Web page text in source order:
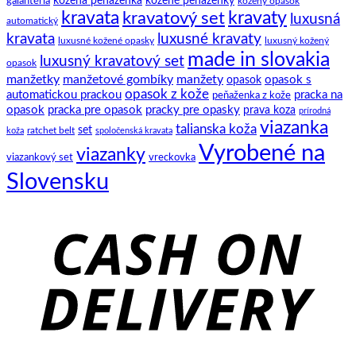
automatický kravata kravatový set kravaty luxusná
kravata luxusné kožené opasky luxusné kravaty luxusný kožený
opasok luxusný kravatový set made in slovakia
manžetky manžetové gombíky manžety opasok opasok s
automatickou prackou opasok z kože peňaženka z kože pracka na
opasok pracka pre opasok pracky pre opasky prava koza prírodná
koža ratchet belt set spoločenská kravata talianska koža viazanka
viazankový set viazanky vreckovka Vyrobené na
Slovensku